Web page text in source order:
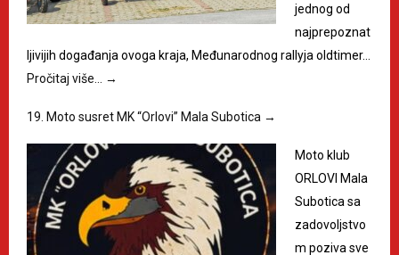
jednog od
najprepoznat
ljivijih događanja ovoga kraja, Međunarodnog rallyja oldtimer…
Pročitaj više…
→
19. Moto susret MK “Orlovi” Mala Subotica →
Moto klub
ORLOVI Mala
Subotica sa
zadovoljstvo
m poziva sve